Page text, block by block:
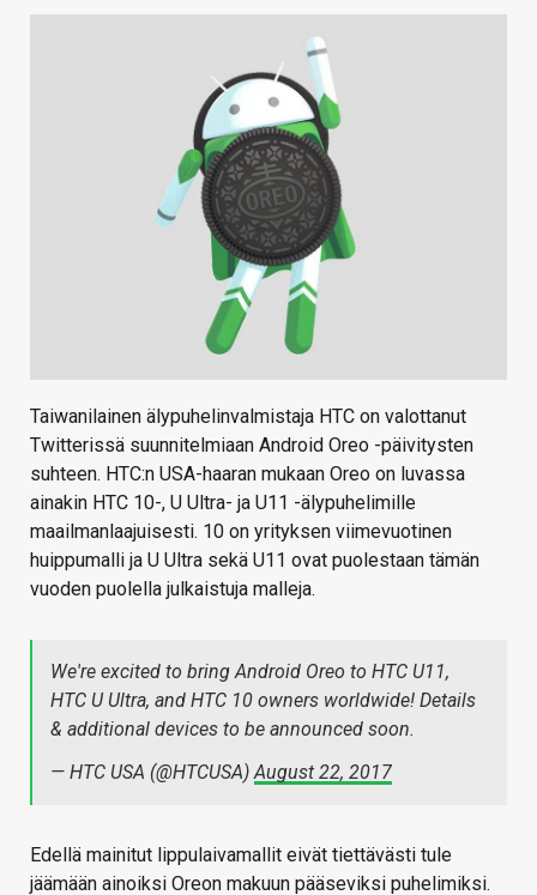
Taiwanilainen älypuhelinvalmistaja HTC on valottanut
Twitterissä suunnitelmiaan Android Oreo -päivitysten
suhteen. HTC:n USA-haaran mukaan Oreo on luvassa
ainakin HTC 10-, U Ultra- ja U11 -älypuhelimille
maailmanlaajuisesti. 10 on yrityksen viimevuotinen
huippumalli ja U Ultra sekä U11 ovat puolestaan tämän
vuoden puolella julkaistuja malleja.
We're excited to bring Android Oreo to HTC U11,
HTC U Ultra, and HTC 10 owners worldwide! Details
& additional devices to be announced soon.
— HTC USA (@HTCUSA)August 22, 2017
Edellä mainitut lippulaivamallit eivät tiettävästi tule
jäämään ainoiksi Oreon makuun pääseviksi puhelimiksi.